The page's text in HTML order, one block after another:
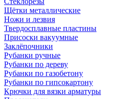
Щётки металлические
Ножи и лезвия
Твердосплавные пластины
Присоски вакуумные
Заклёпочники
Рубанки ручные
Рубанки по дереву
Рубанки по газобетону
Рубанки по гипсокартону
Крючки для вязки арматуры